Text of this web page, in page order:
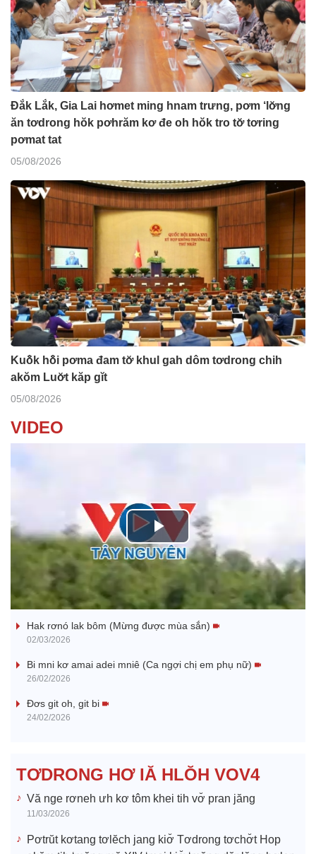
Đắk Lắk, Gia Lai hơmet ming hnam trưng, pơm ‘lơ̆ng
ăn tơdrong hŏk pơhrăm kơ đe oh hŏk tro tơ̆ tơring
pơmat tat
05/08/2026
Kuô̆k hô̆i pơma đam tơ̆ khul gah dôm tơdrong chih
akŏm Luơ̆t kăp gĭt
05/08/2026
VIDEO
P
a
V
e
o
Nhớ bạn
Hak rơnó lak bôm (Mừng được mùa sắn)
02/03/2026
Bi mni kơ amai adei mniê (Ca ngợi chị em phụ nữ)
26/02/2026
Đơs git oh, git bi
24/02/2026
TƠDRONG HƠ IĂ HLŎH VOV4
Vă nge rơneh ưh kơ tôm khei tih vơ̆ pran jăng
11/03/2026
Pơtrŭt kơtang tơlĕch jang kiơ̆ Tơdrong tơchơ̆t Hop